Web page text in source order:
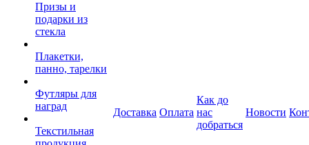
Призы и
подарки из
стекла
Плакетки,
панно, тарелки
Футляры для
наград
Текстильная
Доставка Оплата
Как до
нас
добраться
Новости